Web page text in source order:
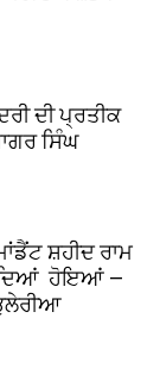
ਦੀ ਪ੍ਰਤੀਕ
ਸਿੰਘ
ਸ਼ਹੀਦ ਰਾਮ
ਹੋਇਆਂ —